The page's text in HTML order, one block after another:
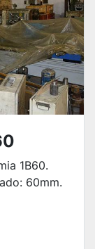
1B60.
60mm.